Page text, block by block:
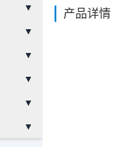
▼
▼
▼
▼
▼
▼
产品详情